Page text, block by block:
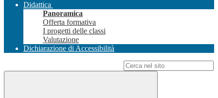
Didattica
Panoramica
Offerta formativa
I progetti delle classi
Valutazione
Dichiarazione di Accessibilità